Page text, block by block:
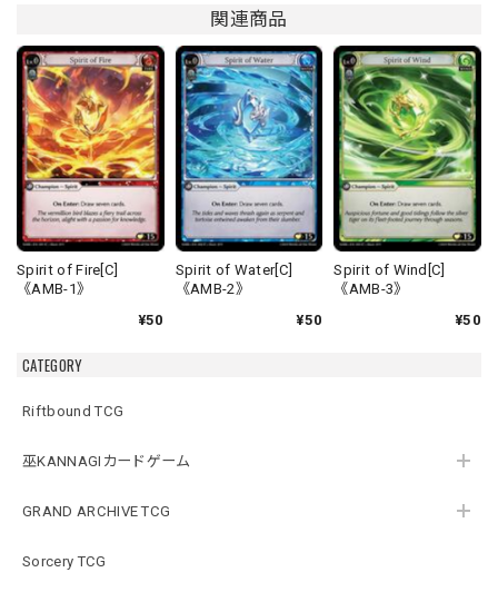
CATEGORY
Riftbound TCG
巫KANNAGIカードゲーム
GRAND ARCHIVE TCG
Sorcery TCG
関連商品
Spirit of Fire[C]
《AMB-1》
¥50
Spirit of Water[C]
《AMB-2》
¥50
Spirit of Wind[C]
《AMB-3》
¥50